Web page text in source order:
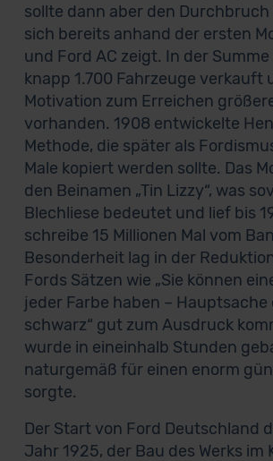
sollte dann aber den
sich bereits anhand der ersten
und Ford AC zeigt. In der
knapp 1.700 Fahrzeuge verkauft
Motivation zum Erreichen
vorhanden. 1908 entwickelte
Methode, die später als
Male kopiert werden sollte. Das
den Beinamen „Tin Lizzy“, was
Blechliese bedeutet und lief bis
schreibe 15 Millionen Mal vom
Besonderheit lag in der
Fords Sätzen wie „Sie können
jeder Farbe haben – Hauptsache
schwarz“ gut zum Ausdruck
wurde in eineinhalb Stunden
naturgemäß für einen enorm
sorgte.
Der Start von Ford Deutschland
Jahr 1925, der Bau des Werks im